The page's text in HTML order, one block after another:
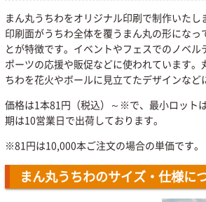
まん丸うちわをオリジナル印刷で制作いたし
印刷面がうちわ全体を覆うまん丸の形になっ
とが特徴です。イベントやフェスでのノベル
ポーツの応援や販促などに使われています。
ちわを花火やボールに見立てたデザインなど
価格は1本81円（税込）～※で、最小ロット
期は10営業日で出荷しております。
※81円は10,000本ご注文の場合の単価です。
まん丸うちわのサイズ・仕様に